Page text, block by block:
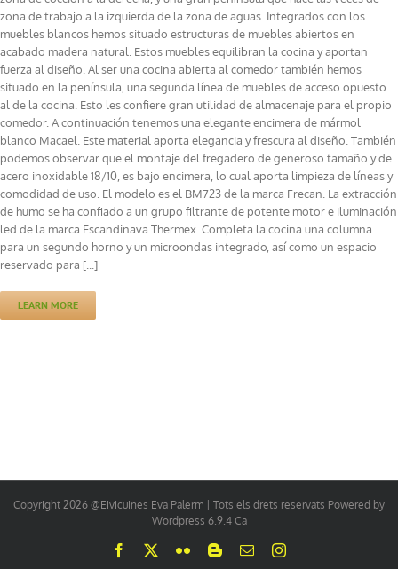
zona de trabajo a la izquierda de la zona de aguas. Integrados con los
muebles blancos hemos situado estructuras de muebles abiertos en
acabado madera natural. Estos muebles equilibran la cocina y aportan
fuerza al diseño. Al ser una cocina abierta al comedor también hemos
situado en la península, una segunda línea de muebles de acceso opuesto
al de la cocina. Esto les confiere gran utilidad de almacenaje para el propio
comedor. A continuación tenemos una elegante encimera de mármol
blanco Macael. Este material aporta elegancia y frescura al diseño. También
podemos observar que el montaje del fregadero de generoso tamaño y de
acero inoxidable 18/10, es bajo encimera, lo cual aporta limpieza de líneas y
comodidad de uso. El modelo es el BM723 de la marca Frecan. La extracción
de humo se ha confiado a un grupo filtrante de potente motor e iluminación
led de la marca Escandinava Thermex. Completa la cocina una columna
para un segundo horno y un microondas integrado, así como un espacio
reservado para [...]
LEARN MORE
Copyright 2026 @Eivicuines Eva Palerm | Tots els drets reservats Powered by
Wordpress 6.9.4 Ca
Facebook FlickrBloggerEmail:Instagram